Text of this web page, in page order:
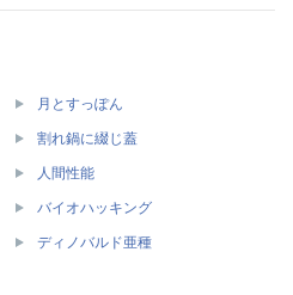
月とすっぽん
割れ鍋に綴じ蓋
人間性能
バイオハッキング
ディノバルド亜種